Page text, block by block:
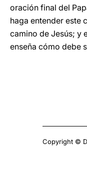
oración final del
haga entender este
camino de Jesús; y
enseña cómo debe
Copyright ©